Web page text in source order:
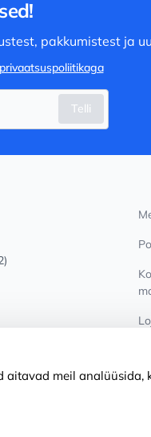
pakkumistest ja
privaatsuspoliitikaga
Telli
aitavad meil